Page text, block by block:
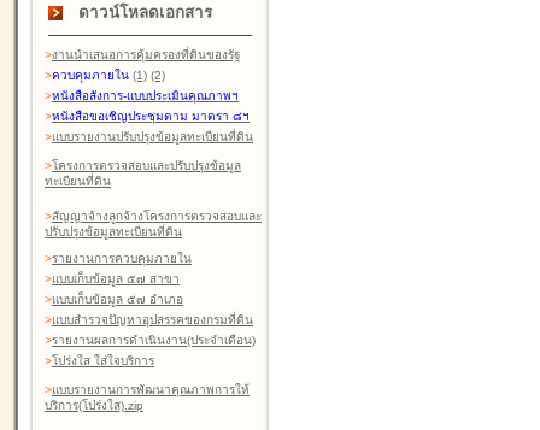
ดาวน์โหลดเอกสาร
>งานนำเสนอการคุ้มครองที่ดินของรัฐ
>ควบคุมภายใน (1) (2)
>หนังสือสังการ-แบบประเมินคุณภาพฯ
>หนังสือขอเชิญประชุมตาม มาตรา ๘ฯ
>แบบรายงานปรับปรุงข้อมูลทะเบียนที่ดิน
>โครงการตรวจสอบและปรับปรุงข้อมูล
ทะเบียนที่ดิน
>สัญญาจ้างลูกจ้างโครงการตรวจสอบและ
ปรับปรุงข้อมูลทะเบียนที่ดิน
>รายงานการควบคุมภายใน
>แบบเก็บข้อมูล ๕๗ สาขา
>แบบเก็บข้อมูล ๕๗ อำเภอ
>แบบสำรวจปัญหาอุปสรรคของกรมที่ดิน
>รายงานผลการดำเนินงาน(ประจำเดือน)
>โปร่งใส ใส่ใจบริการ
>แบบรายงานการพัฒนาคุณภาพการให้
บริการ(โปร่งใส).zip